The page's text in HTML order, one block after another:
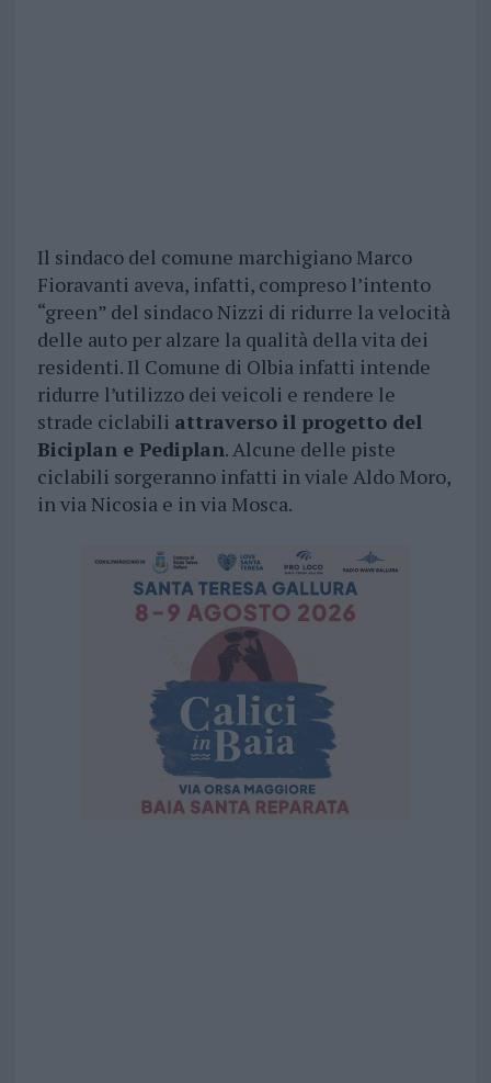
Il sindaco del comune marchigiano Marco
Fioravanti aveva, infatti, compreso l’intento
“green” del sindaco Nizzi di ridurre la velocità
delle auto per alzare la qualità della vita dei
residenti. Il Comune di Olbia infatti intende
ridurre l’utilizzo dei veicoli e rendere le
strade ciclabili attraverso il progetto del
Biciplan e Pediplan. Alcune delle piste
ciclabili sorgeranno infatti in viale Aldo Moro,
in via Nicosia e in via Mosca.